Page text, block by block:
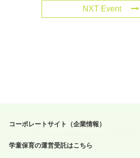
NXT Event
コーポレートサイト（企業情報）
学童保育の運営受託はこちら